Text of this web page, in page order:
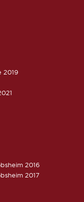
2019
2016
2017